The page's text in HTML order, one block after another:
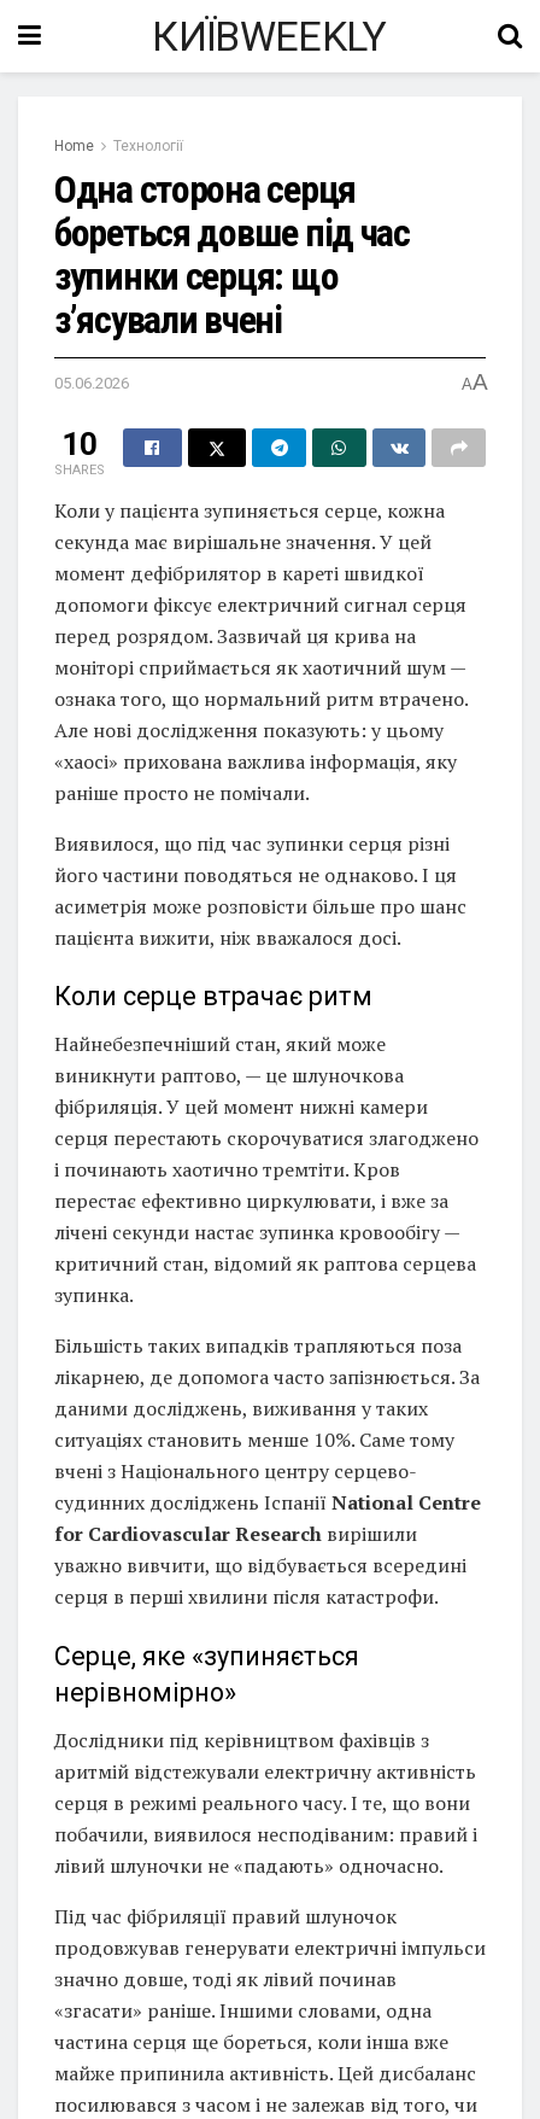
КИЇВWEEKLY
Home Технології
Одна сторона серця
бореться довше під час
зупинки серця: що
з’ясували вчені
05.06.2026 AA
10
SHARES
Коли у пацієнта зупиняється серце, кожна
секунда має вирішальне значення. У цей
момент дефібрилятор в кареті швидкої
допомоги фіксує електричний сигнал серця
перед розрядом. Зазвичай ця крива на
моніторі сприймається як хаотичний шум —
ознака того, що нормальний ритм втрачено.
Але нові дослідження показують: у цьому
«хаосі» прихована важлива інформація, яку
раніше просто не помічали.
Виявилося, що під час зупинки серця різні
його частини поводяться не однаково. І ця
асиметрія може розповісти більше про шанс
пацієнта вижити, ніж вважалося досі.
Коли серце втрачає ритм
Найнебезпечніший стан, який може
виникнути раптово, — це шлуночкова
фібриляція. У цей момент нижні камери
серця перестають скорочуватися злагоджено
і починають хаотично тремтіти. Кров
перестає ефективно циркулювати, і вже за
лічені секунди настає зупинка кровообігу —
критичний стан, відомий як раптова серцева
зупинка.
Більшість таких випадків трапляються поза
лікарнею, де допомога часто запізнюється. За
даними досліджень, виживання у таких
ситуаціях становить менше 10%. Саме тому
вчені з Національного центру серцево-
судинних досліджень Іспанії National Centre
for Cardiovascular Research вирішили
уважно вивчити, що відбувається всередині
серця в перші хвилини після катастрофи.
Серце, яке «зупиняється
нерівномірно»
Дослідники під керівництвом фахівців з
аритмій відстежували електричну активність
серця в режимі реального часу. І те, що вони
побачили, виявилося несподіваним: правий і
лівий шлуночки не «падають» одночасно.
Під час фібриляції правий шлуночок
продовжував генерувати електричні імпульси
значно довше, тоді як лівий починав
«згасати» раніше. Іншими словами, одна
частина серця ще бореться, коли інша вже
майже припинила активність. Цей дисбаланс
посилювався з часом і не залежав від того, чи